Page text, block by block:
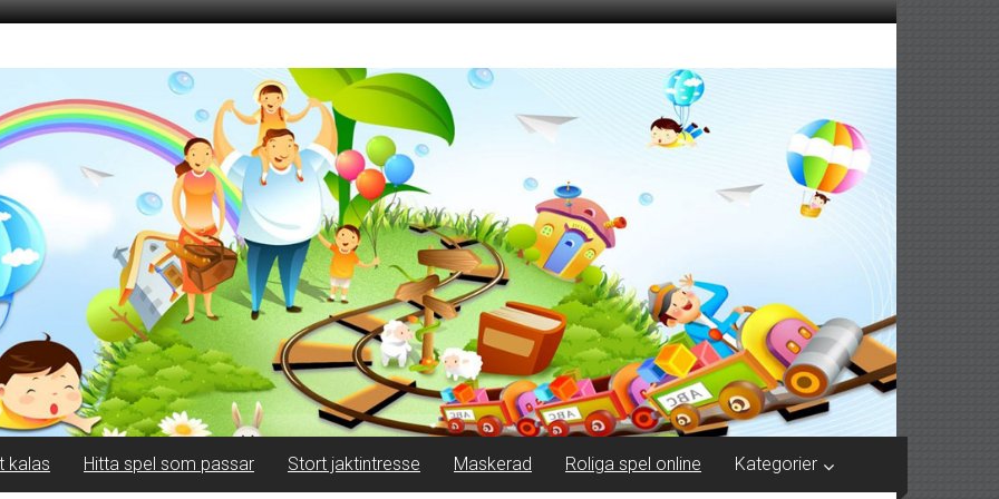
kalas Hitta spel som passar Stort jaktintresse Maskerad Roliga spel online Kategorier